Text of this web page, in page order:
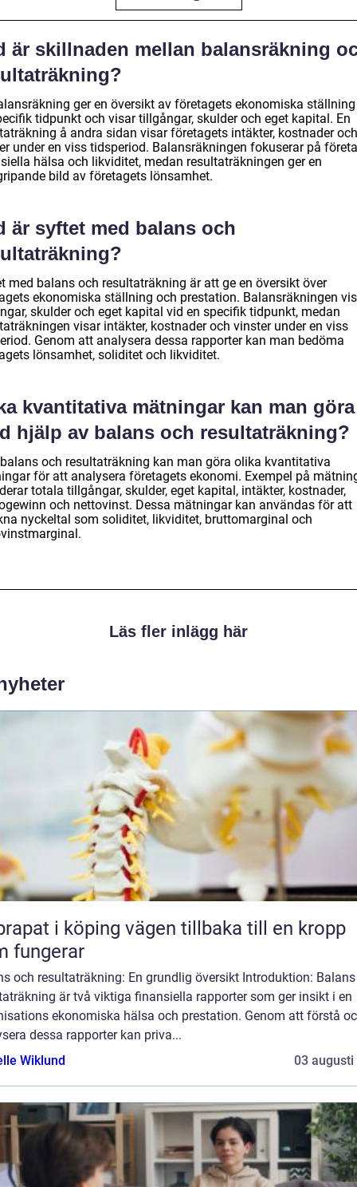
är skillnaden mellan balansräkning
ger en översikt av företagets ekonomiska
tidpunkt och visar tillgångar, skulder och eget kapital. En
å andra sidan visar företagets intäkter, kostnader och
under en viss tidsperiod. Balansräkningen fokuserar på
hälsa och likviditet, medan resultaträkningen ger en
bild av företagets lönsamhet.
är syftet med balans och
med balans och resultaträkning är att ge en översikt över
ekonomiska ställning och prestation. Balansräkningen
skulder och eget kapital vid en specifik tidpunkt, medan
visar intäkter, kostnader och vinster under en viss
Genom att analysera dessa rapporter kan man bedöma
lönsamhet, soliditet och likviditet.
kvantitativa mätningar kan man göra
hjälp av balans och resultaträkning?
och resultaträkning kan man göra olika kvantitativa
för att analysera företagets ekonomi. Exempel på
totala tillgångar, skulder, eget kapital, intäkter, kostnader,
och nettovinst. Dessa mätningar kan användas för att
nyckeltal som soliditet, likviditet, bruttomarginal och
Läs fler inlägg här
köping vägen tillbaka till en kropp
fungerar
och resultaträkning: En grundlig översikt Introduktion:
är två viktiga finansiella rapporter som ger insikt i en
ekonomiska hälsa och prestation. Genom att förstå
dessa rapporter kan priva...
Wiklund
03 augusti